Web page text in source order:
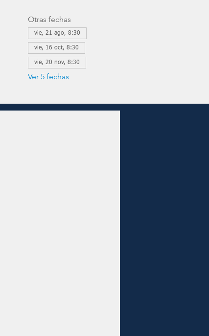
Otras fechas
vie, 21 ago, 8:30
vie, 16 oct, 8:30
vie, 20 nov, 8:30
Ver 5 fechas